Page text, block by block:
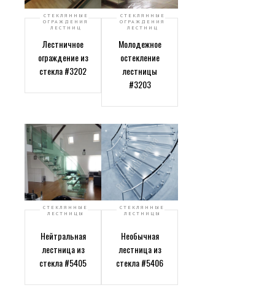
СТЕКЛЯННЫЕ
ОГРАЖДЕНИЯ
ЛЕСТНИЦ
Лестничное
ограждение из
стекла #3202
СТЕКЛЯННЫЕ
ОГРАЖДЕНИЯ
ЛЕСТНИЦ
Молодежное
остекление
лестницы
#3203
СТЕКЛЯННЫЕ
ЛЕСТНИЦЫ
Нейтральная
лестница из
стекла #5405
СТЕКЛЯННЫЕ
ЛЕСТНИЦЫ
Необычная
лестница из
стекла #5406